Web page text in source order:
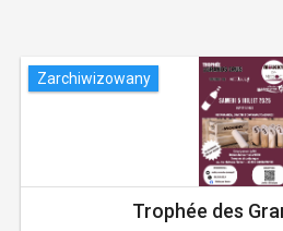
Zarchiwizowany
Trophée des